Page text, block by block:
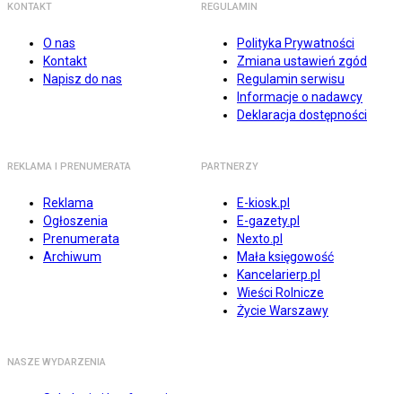
KONTAKT
O nas
Kontakt
Napisz do nas
REGULAMIN
Polityka Prywatności
Zmiana ustawień zgód
Regulamin serwisu
Informacje o nadawcy
Deklaracja dostępności
REKLAMA I PRENUMERATA
Reklama
Ogłoszenia
Prenumerata
Archiwum
PARTNERZY
E-kiosk.pl
E-gazety.pl
Nexto.pl
Mała księgowość
Kancelarierp.pl
Wieści Rolnicze
Życie Warszawy
NASZE WYDARZENIA